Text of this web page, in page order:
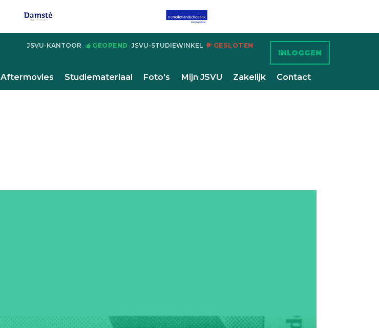
JSVU-KANTOOR GEOPEND JSVU-STUDIEWINKEL GESLOTEN
Aftermovies Studiemateriaal Foto's Mijn JSVU Zakelijk Contact
INLOGGEN